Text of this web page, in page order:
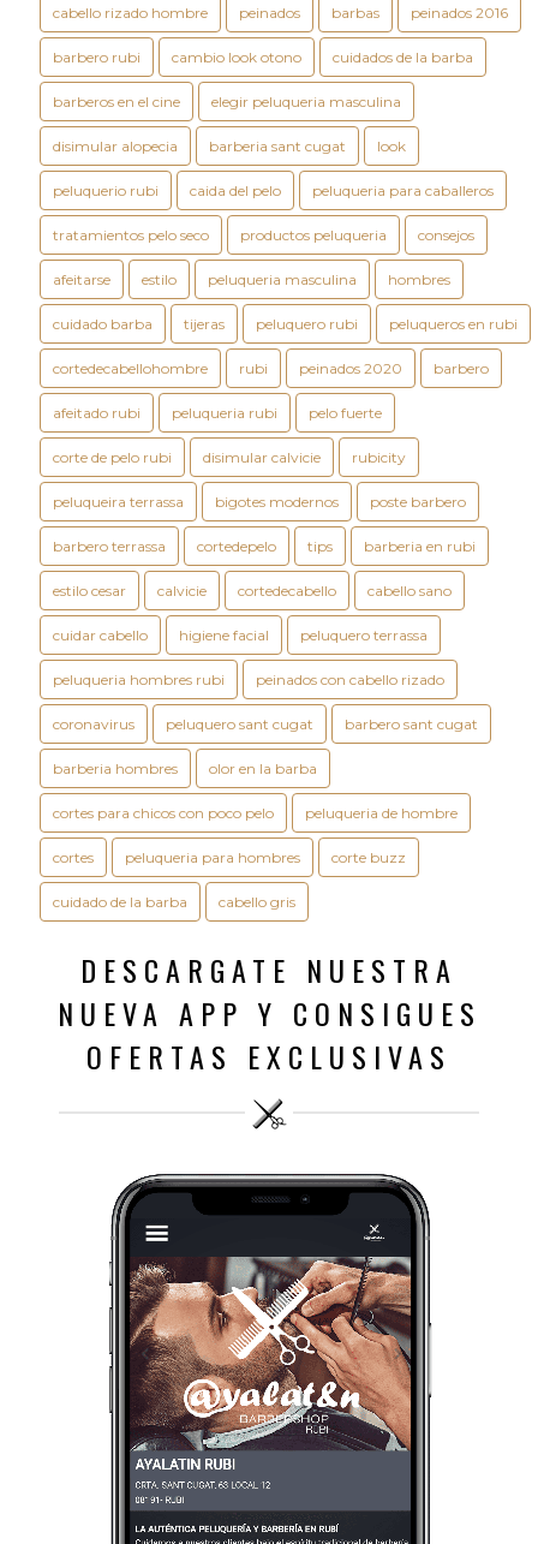
cabello rizado hombre peinados barbas peinados 2016
barbero rubi cambio look otono cuidados de la barba
barberos en el cine elegir peluqueria masculina
disimular alopecia barberia sant cugat look
peluquerio rubi caida del pelo peluqueria para caballeros
tratamientos pelo seco productos peluqueria consejos
afeitarse estilo peluqueria masculina hombres
cuidado barba tijeras peluquero rubi peluqueros en rubi
cortedecabellohombre rubi peinados 2020 barbero
afeitado rubi peluqueria rubi pelo fuerte
corte de pelo rubi disimular calvicie rubicity
peluqueira terrassa bigotes modernos poste barbero
barbero terrassa cortedepelo tips barberia en rubi
estilo cesar calvicie cortedecabello cabello sano
cuidar cabello higiene facial peluquero terrassa
peluqueria hombres rubi peinados con cabello rizado
coronavirus peluquero sant cugat barbero sant cugat
barberia hombres olor en la barba
cortes para chicos con poco pelo peluqueria de hombre
cortes peluqueria para hombres corte buzz
cuidado de la barba cabello gris
DESCARGATE NUESTRA
NUEVA APP Y CONSIGUES
OFERTAS EXCLUSIVAS